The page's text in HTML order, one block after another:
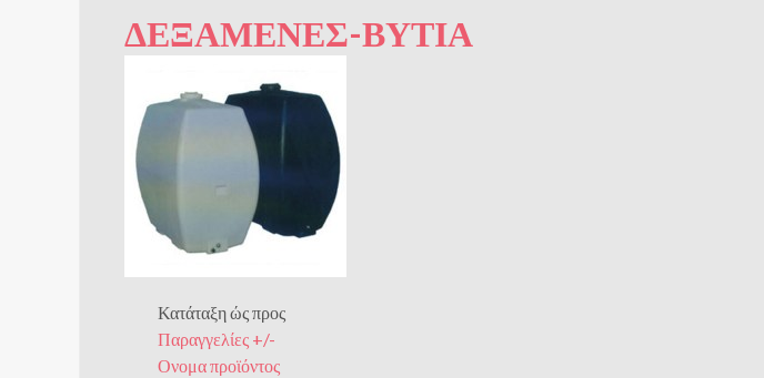
ΔΕΞΑΜΕΝΈΣ-ΒΥΤΊΑ
Κατάταξη ώς προς
Παραγγελίες +/-
Ονομα προϊόντος